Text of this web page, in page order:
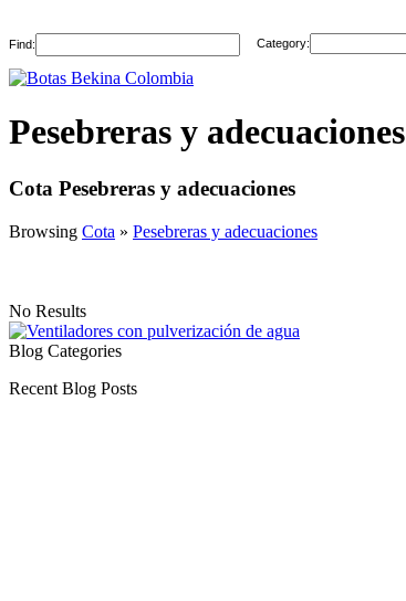
Find: Category:
Pesebreras y adecuaciones
Cota Pesebreras y adecuaciones
Browsing Cota » Pesebreras y adecuaciones
No Results
Blog Categories
Recent Blog Posts